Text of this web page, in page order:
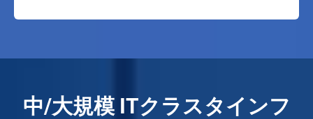
中/大規模 ITクラスタインフ